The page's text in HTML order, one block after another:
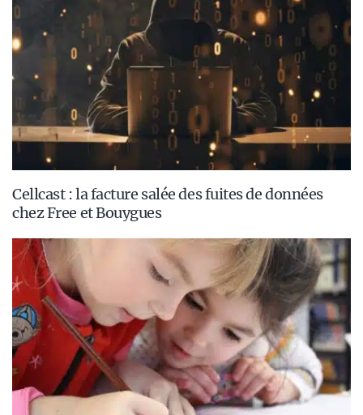
Cellcast : la facture salée des fuites de données
chez Free et Bouygues